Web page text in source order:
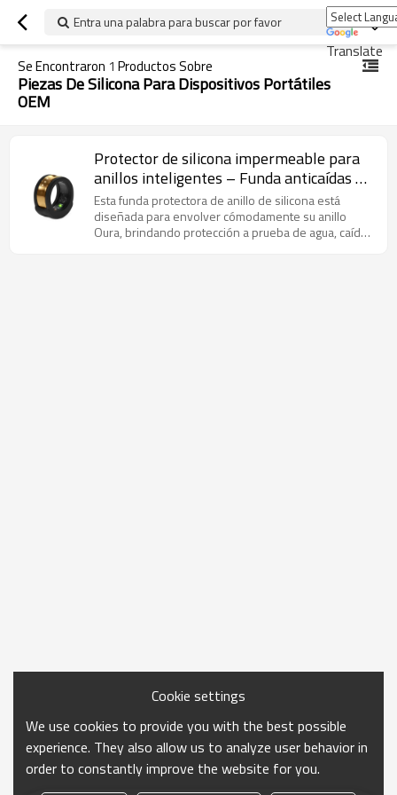
Translate
Entra una palabra para buscar por favor
Se Encontraron 1 Productos Sobre
Piezas De Silicona Para Dispositivos Portátiles
OEM
Protector de silicona impermeable para
anillos inteligentes – Funda anticaídas y
a prueba de golpes para Oura Ring X10 |
Protector de goma personalizado de
fábrica
Esta funda protectora de anillo de silicona está
diseñada para envolver cómodamente su anillo
Oura, brindando protección a prueba de agua, caídas
Cookie settings
We use cookies to provide you with the best possible
experience. They also allow us to analyze user behavior in
order to constantly improve the website for you.